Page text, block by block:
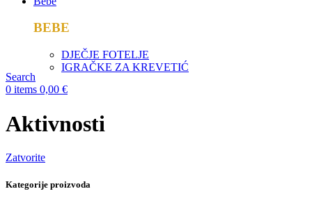
BEBE
DJEČJE FOTELJE
IGRAČKE ZA KREVETIĆ
Search
0 items 0,00 €
Aktivnosti
Zatvorite
Kategorije proizvoda